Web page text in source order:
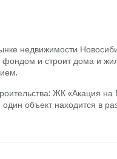
недвижимости
и строит дома и
ЖК «Акация
объект находится в